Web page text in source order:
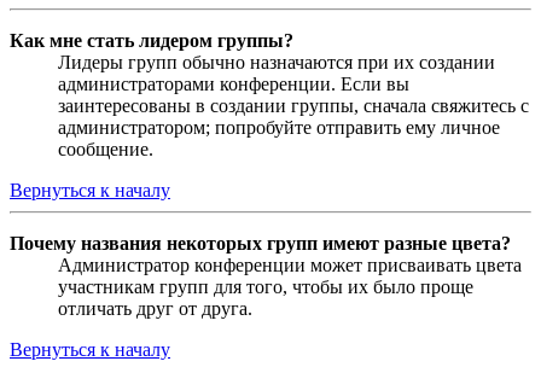
Как мне стать лидером группы?
Лидеры групп обычно назначаются при их создании
администраторами конференции. Если вы
заинтересованы в создании группы, сначала свяжитесь с
администратором; попробуйте отправить ему личное
сообщение.
Вернуться к началу
Почему названия некоторых групп имеют разные цвета?
Администратор конференции может присваивать цвета
участникам групп для того, чтобы их было проще
отличать друг от друга.
Вернуться к началу